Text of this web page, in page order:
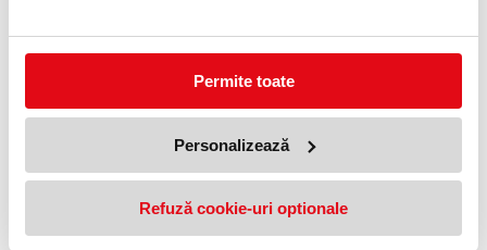
Permite toate
Personalizează
Refuză cookie-uri optionale
Folia este
perforatii,